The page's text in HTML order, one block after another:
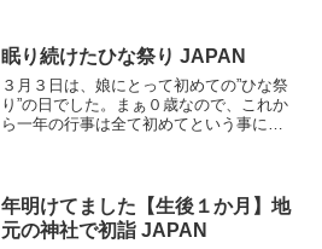
眠り続けたひな祭り JAPAN
３月３日は、娘にとって初めての”ひな祭
り”の日でした。まぁ０歳なので、これか
ら一年の行事は全て初めてという事にな
たくて…娘と一緒にな...
年明けてました【生後１か月】地
元の神社で初詣 JAPAN